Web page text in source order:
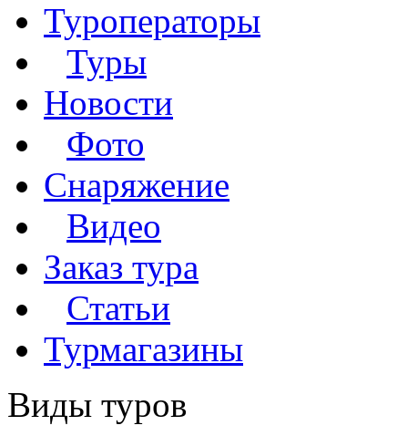
Туроператоры
Туры
Новости
Фото
Снаряжение
Видео
Заказ тура
Статьи
Турмагазины
Виды туров